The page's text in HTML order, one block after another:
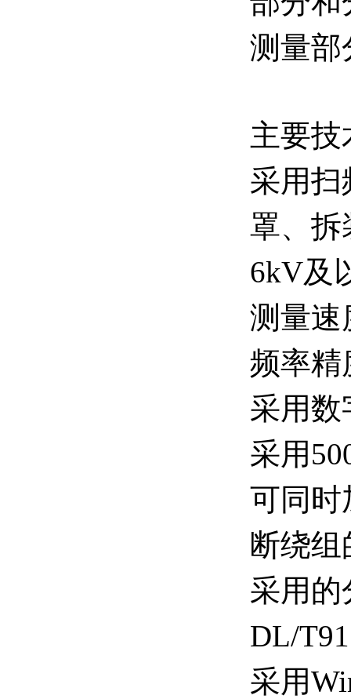
测量部
主要技
采用扫
罩、拆
6kV及
测量速
频率精
采用数
采用
可同时
断绕
采用的
DL/
采用